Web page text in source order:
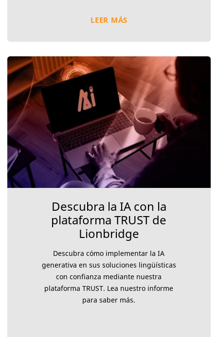
LEER MÁS
Descubra la IA con la
plataforma TRUST de
Lionbridge
Descubra cómo implementar la IA
generativa en sus soluciones lingüísticas
con confianza mediante nuestra
plataforma TRUST. Lea nuestro informe
para saber más.